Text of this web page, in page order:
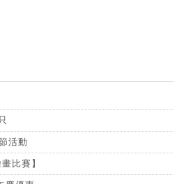
活動
比賽】